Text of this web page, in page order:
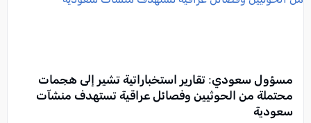
مسؤول سعودي: تقارير استخباراتية تشير إلى هجمات
محتملة من الحوثيين وفصائل عراقية تستهدف منشآت
سعودية